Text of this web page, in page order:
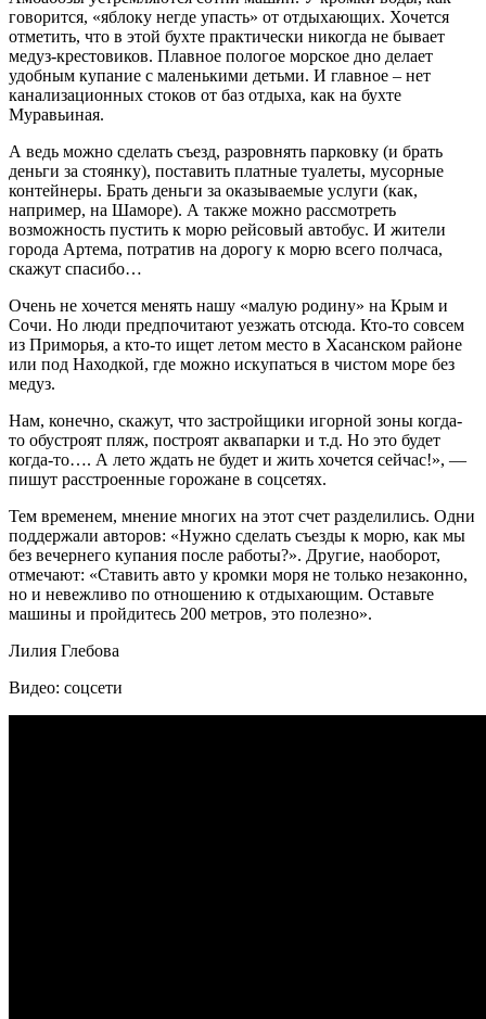
говорится, «яблоку негде упасть» от отдыхающих. Хочется
отметить, что в этой бухте практически никогда не бывает
медуз-крестовиков. Плавное пологое морское дно делает
удобным купание с маленькими детьми. И главное – нет
канализационных стоков от баз отдыха, как на бухте
Муравьиная.
А ведь можно сделать съезд, разровнять парковку (и брать
деньги за стоянку), поставить платные туалеты, мусорные
контейнеры. Брать деньги за оказываемые услуги (как,
например, на Шаморе). А также можно рассмотреть
возможность пустить к морю рейсовый автобус. И жители
города Артема, потратив на дорогу к морю всего полчаса,
скажут спасибо…
Очень не хочется менять нашу «малую родину» на Крым и
Сочи. Но люди предпочитают уезжать отсюда. Кто-то совсем
из Приморья, а кто-то ищет летом место в Хасанском районе
или под Находкой, где можно искупаться в чистом море без
медуз.
Нам, конечно, скажут, что застройщики игорной зоны когда-
то обустроят пляж, построят аквапарки и т.д. Но это будет
когда-то…. А лето ждать не будет и жить хочется сейчас!», —
пишут расстроенные горожане в соцсетях.
Тем временем, мнение многих на этот счет разделились. Одни
поддержали авторов: «Нужно сделать съезды к морю, как мы
без вечернего купания после работы?». Другие, наоборот,
отмечают: «Ставить авто у кромки моря не только незаконно,
но и невежливо по отношению к отдыхающим. Оставьте
машины и пройдитесь 200 метров, это полезно».
Лилия Глебова
Видео: соцсети